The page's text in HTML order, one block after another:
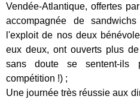
Vendée-Atlantique, offertes
accompagnée de
l'exploit de nos deux
eux deux, ont ouverts plus
sans doute se sentent-ils
compétition !) ;
Une journée très réussie aux